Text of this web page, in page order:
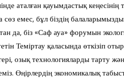
аталған қауымдастық
сөз емес, бұл біздің
да, біз «Саф ауа» форумын
Теміртау қаласында өткізіп
озық технологияларды тарту
Өңірлердің экономикалық